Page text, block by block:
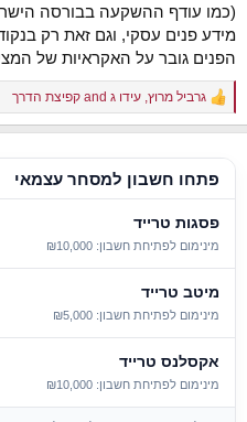
(כמו עודף ההשקעה בבורסה
מידע פנים עסקי, וגם זאת רק
הפנים גובר על האקראיות של
R
e
c
גרביל מרוץ עידו ג קפיצת הדרך
פתחו חשבון למסחר עצמאי
פסגות טרייד
מינימום לפתיחת חשבון: ₪10,000
מיטב טרייד
מינימום לפתיחת חשבון: ₪5,000
אקסלנס טרייד
מינימום לפתיחת חשבון: ₪10,000